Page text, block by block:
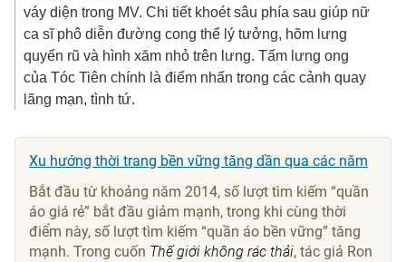
váy diện trong MV. Chi tiết khoét sâu phía sau giúp nữ
ca sĩ phô diễn đường cong thể lý tưởng, hõm lưng
quyến rũ và hình xăm nhỏ trên lưng. Tấm lưng ong
của Tóc Tiên chính là điểm nhấn trong các cảnh quay
lãng mạn, tình tứ.
Xu hướng thời trang bền vững tăng dần qua các năm
Bắt đầu từ khoảng năm 2014, số lượt tìm kiếm “quần
áo giá rẻ” bắt đầu giảm mạnh, trong khi cùng thời
điểm này, số lượt tìm kiếm “quần áo bền vững” tăng
mạnh. Trong cuốn Thế giới không rác thải, tác giả Ron